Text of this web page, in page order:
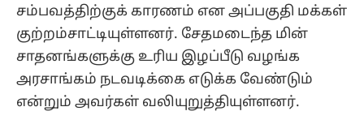
சம்பவத்திற்குக் காரணம் என அப்பகுதி மக்கள்
குற்றம்சாட்டியுள்ளனர். சேதமடைந்த மின்
சாதனங்களுக்கு உரிய இழப்பீடு வழங்க
அரசாங்கம் நடவடிக்கை எடுக்க வேண்டும்
என்றும் அவர்கள் வலியுறுத்தியுள்ளனர்.